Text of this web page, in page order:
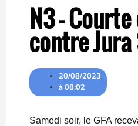
N3 –
contre
20/08/2023
à08:02
Samedi soir, le GFA